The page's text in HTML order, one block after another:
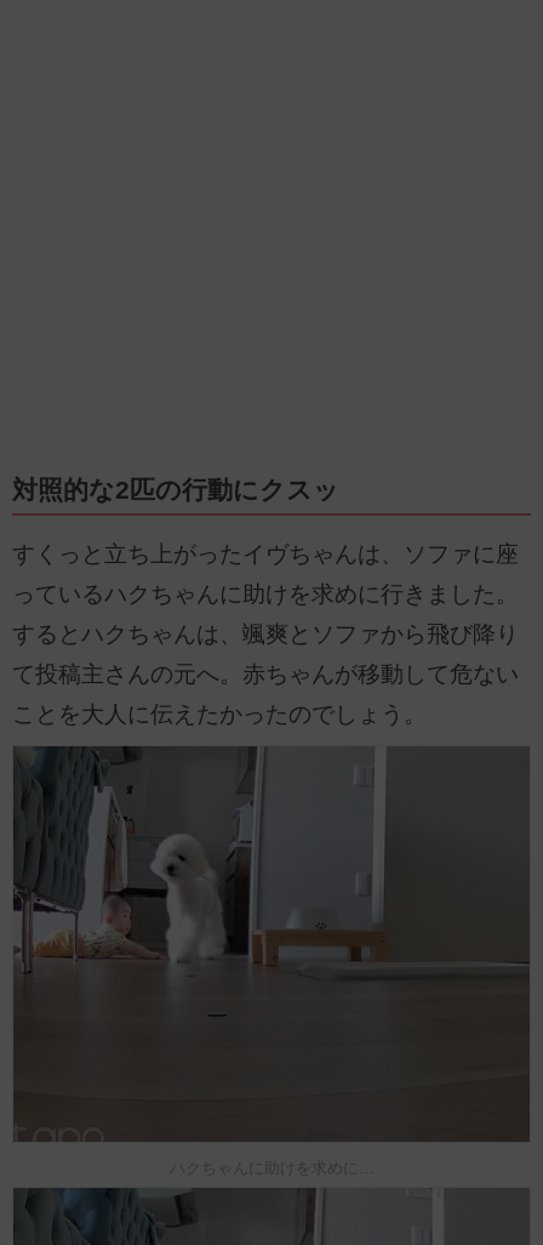
対照的な2匹の行動にクスッ
すくっと立ち上がったイヴちゃんは、ソファに座
っているハクちゃんに助けを求めに行きました。
するとハクちゃんは、颯爽とソファから飛び降り
て投稿主さんの元へ。赤ちゃんが移動して危ない
ことを大人に伝えたかったのでしょう。
ハクちゃんに助けを求めに…